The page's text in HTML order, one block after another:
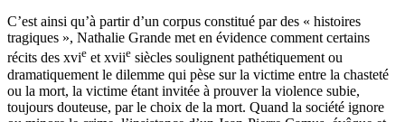
C’est ainsi qu’à partir d’un corpus constitué par des « histoires
tragiques », Nathalie Grande met en évidence comment certains
récits des xvie etxviie siècles soulignent pathétiquement ou
dramatiquement le dilemme qui pèse sur la victime entre la chasteté
ou la mort, la victime étant invitée à prouver la violence subie,
toujours douteuse, par le choix de la mort. Quand la société ignore